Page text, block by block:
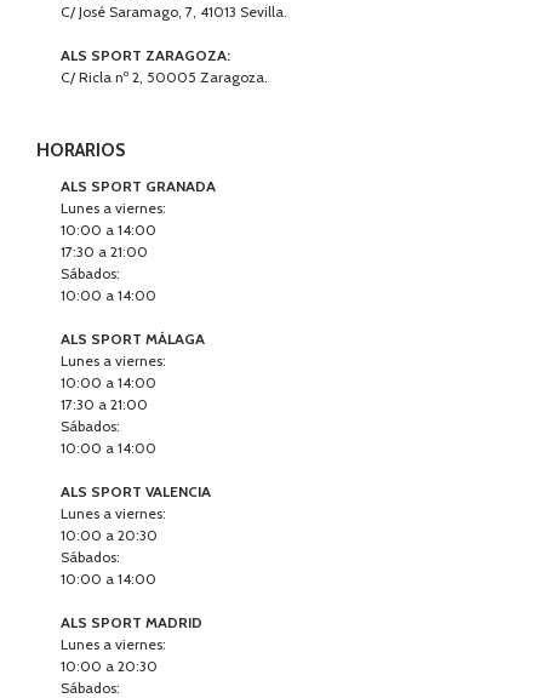
C/ José Saramago, 7, 41013 Sevilla.
ALS SPORT ZARAGOZA:
C/ Ricla nº 2, 50005 Zaragoza.
HORARIOS
ALS SPORT GRANADA
Lunes a viernes:
10:00 a 14:00
17:30 a 21:00
Sábados:
10:00 a 14:00
ALS SPORT MÁLAGA
Lunes a viernes:
10:00 a 14:00
17:30 a 21:00
Sábados:
10:00 a 14:00
ALS SPORT VALENCIA
Lunes a viernes:
10:00 a 20:30
Sábados:
10:00 a 14:00
ALS SPORT MADRID
Lunes a viernes:
10:00 a 20:30
Sábados: